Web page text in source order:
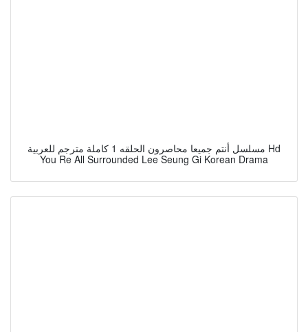
مسلسل أنتم جميعا محاصرون الحلقه 1 كاملة مترجم للعربية Hd
You Re All Surrounded Lee Seung Gi Korean Drama